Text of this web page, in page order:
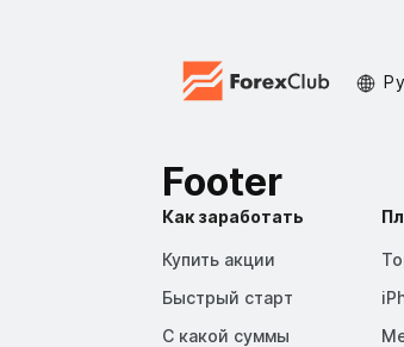
Footer
Как заработать
Купить акции
Быстрый старт
С какой суммы